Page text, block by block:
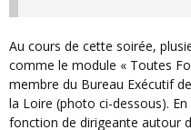
Au cours de cette soirée, plusieurs sujets ont été évoqués
comme le module « Toutes
membre du Bureau Exécutif
la Loire (photo ci-dessous).
fonction de dirigeante autour